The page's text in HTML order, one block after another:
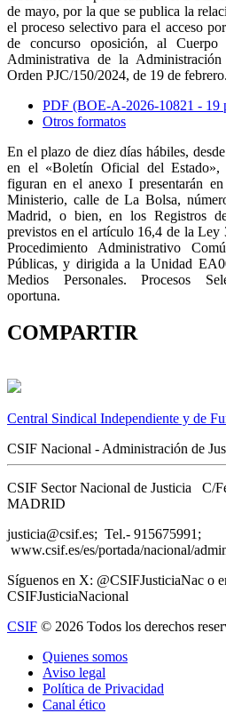
de mayo, por la que se publica la
el proceso selectivo para el acceso
de concurso oposición, al
Administrativa de la
Orden PJC/150/2024, de 19 de febrero.
PDF (BOE-A-2026-10821 - 19
Otros formatos
En el plazo de diez días hábiles,
en el «Boletín Oficial del Estado»,
figuran en el anexo I presentarán
Ministerio, calle de La Bolsa,
Madrid, o bien, en los Registros
previstos en el artículo 16,4 de la Ley
Procedimiento Administrativo
Públicas, y dirigida a la Unidad
Medios Personales. Procesos
oportuna.
COMPARTIR
Central Sindical Independiente y de
CSIF Nacional - Administración de
CSIF Sector Nacional de Justicia C/
MADRID
justicia@csif.es; Tel.- 915675991;
www.csif.es/es/portada/nacional/
Síguenos en X: @CSIFJusticiaNac o
CSIFJusticiaNacional
CSIF © 2026 Todos los derechos
Quienes somos
Aviso legal
Política de Privacidad
Canal ético